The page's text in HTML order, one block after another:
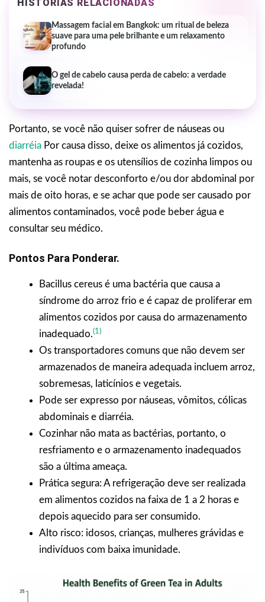
HISTÓRIAS RELACIONADAS
Massagem facial em Bangkok: um ritual de beleza
suave para uma pele brilhante e um relaxamento
profundo
O gel de cabelo causa perda de cabelo: a verdade
revelada!
Portanto, se você não quiser sofrer de náuseas ou
diarréia Por causa disso, deixe os alimentos já cozidos,
mantenha as roupas e os utensílios de cozinha limpos ou
mais, se você notar desconforto e/ou dor abdominal por
mais de oito horas, e se achar que pode ser causado por
alimentos contaminados, você pode beber água e
consultar seu médico.
Pontos Para Ponderar.
Bacillus cereus é uma bactéria que causa a
síndrome do arroz frio e é capaz de proliferar em
alimentos cozidos por causa do armazenamento
inadequado.(1)
Os transportadores comuns que não devem ser
armazenados de maneira adequada incluem arroz,
sobremesas, laticínios e vegetais.
Pode ser expresso por náuseas, vômitos, cólicas
abdominais e diarréia.
Cozinhar não mata as bactérias, portanto, o
resfriamento e o armazenamento inadequados
são a última ameaça.
Prática segura: A refrigeração deve ser realizada
em alimentos cozidos na faixa de 1 a 2 horas e
depois aquecido para ser consumido.
Alto risco: idosos, crianças, mulheres grávidas e
indivíduos com baixa imunidade.